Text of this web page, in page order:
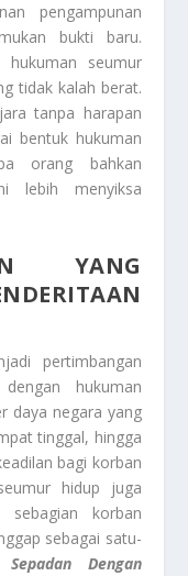
pengampunan
bukti baru.
seumur
tidak kalah berat.
tanpa harapan
bentuk hukuman
orang bahkan
lebih menyiksa
YANG
pertimbangan
hukuman
daya negara yang
tinggal, hingga
bagi korban
hidup juga
sebagian korban
sebagai satu-
Dengan